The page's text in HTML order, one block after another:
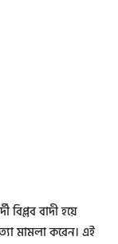
বাদী হয়ে
মামলা করেন। এই